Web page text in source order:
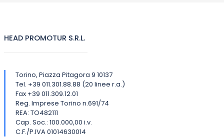
HEAD PROMOTUR S.R.L.
Torino, Piazza Pitagora 9 10137
Tel. +39 011.301.88.88 (20 linee r.a.)
Fax +39 011.309.12.01
Reg. Imprese Torino n.691/74
REA: TO482111
Cap. Soc.: 100.000,00 i.v.
C.F./P.IVA 01014630014